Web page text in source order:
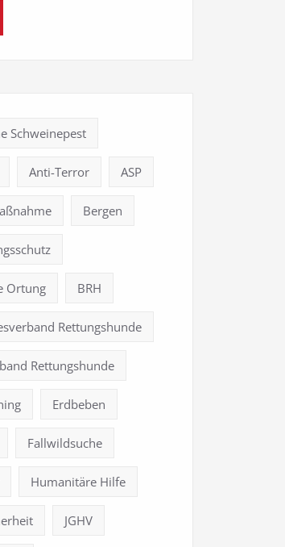
Schweinepest
Anti-Terror ASP
Bergen
Ortung BRH
Rettungshunde
Rettungshunde
Erdbeben
Fallwildsuche
Humanitäre Hilfe
JGHV